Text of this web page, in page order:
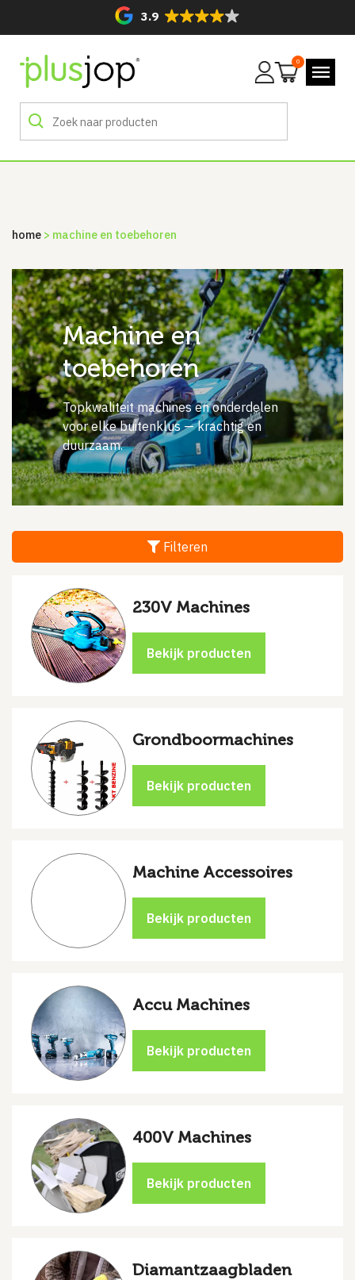
3.9
Mijn
0
home > machine en toebehoren
machine en
toebehoren
Topkwaliteit machines en onderdelen
voor elke buitenklus — krachtig en
duurzaam.
Filteren
230V Machines
Grondboormachines
Machine Accessoires
Accu Machines
400V Machines
Diamantzaagbladen